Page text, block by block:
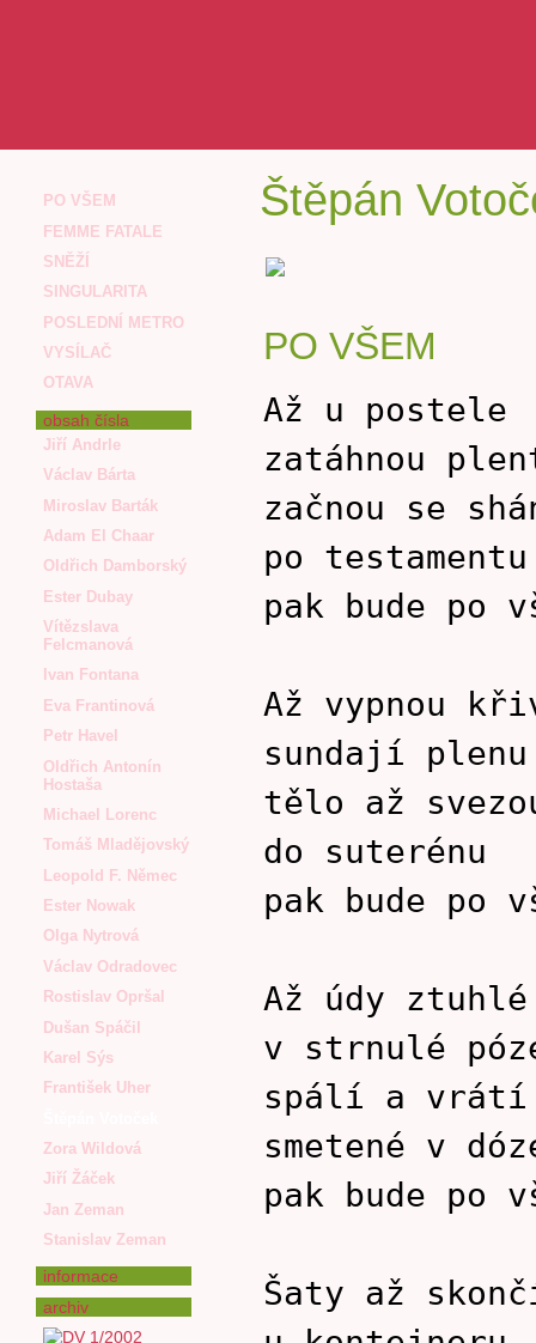
PO VŠEM
FEMME FATALE
SNĚŽÍ
SINGULARITA
POSLEDNÍ METRO
VYSÍLAČ
OTAVA
obsah čísla
Jiří Andrle
Václav Bárta
Miroslav Barták
Adam El Chaar
Oldřich Damborský
Ester Dubay
Vítězslava
Felcmanová
Ivan Fontana
Eva Frantinová
Petr Havel
Oldřich Antonín
Hostaša
Michael Lorenc
Tomáš Mladějovský
Leopold F. Němec
Ester Nowak
Olga Nytrová
Václav Odradovec
Rostislav Opršal
Dušan Spáčil
Karel Sýs
František Uher
Zora Wildová
Jiří Žáček
Jan Zeman
Stanislav Zeman
informace
archiv
Štěpán
PO VŠEM
Až u postele
zatáhnou
začnou se
po testamentu
pak bude po
Až vypnou
sundají plenu
tělo až
do suterénu
pak bude po
Až údy ztuhlé
v strnulé
spálí a vrátí
smetené v
pak bude po
Šaty až